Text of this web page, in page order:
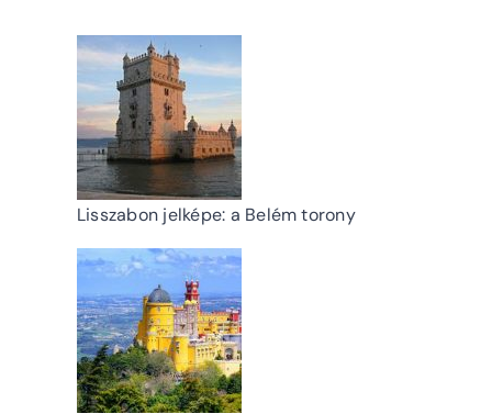
Lisszabon jelképe: a Belém torony